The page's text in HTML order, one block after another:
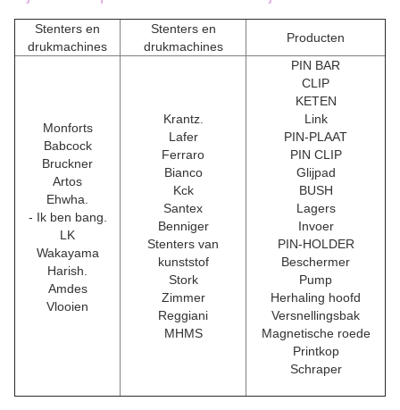
Stenters en
drukmachines
Stenters en
drukmachines
Producten
Monforts
Babcock
Bruckner
Artos
Ehwha.
- Ik ben bang.
LK
Wakayama
Harish.
Amdes
Vlooien
Krantz.
Lafer
Ferraro
Bianco
Kck
Santex
Benniger
Stenters van
kunststof
Stork
Zimmer
Reggiani
MHMS
PIN BAR
CLIP
KETEN
Link
PIN-PLAAT
PIN CLIP
Glijpad
BUSH
Lagers
Invoer
PIN-HOLDER
Beschermer
Pump
Herhaling hoofd
Versnellingsbak
Magnetische roede
Printkop
Schraper